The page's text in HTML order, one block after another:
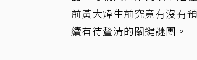
前黃大煒生前究竟有沒有
續有待釐清的關鍵謎團。